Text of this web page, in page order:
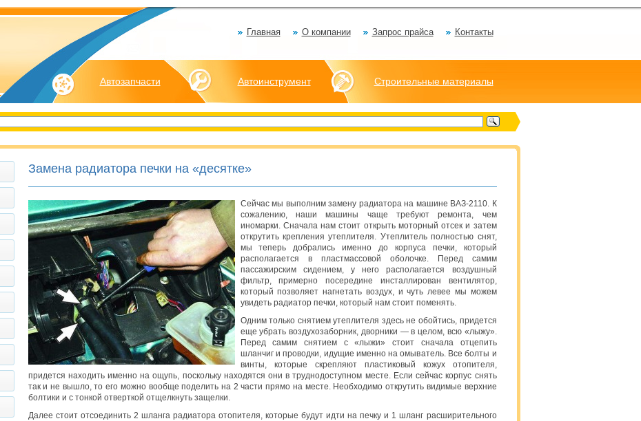
Главная О компании Запрос прайса Контакты
Автозапчасти Автоинструмент Строительные материалы
Замена радиатора печки на «десятке»
Сейчас мы выполним замену радиатора на машине ВАЗ-2110. К
сожалению, наши машины чаще требуют ремонта, чем
иномарки. Сначала нам стоит открыть моторный отсек и затем
открутить крепления утеплителя. Утеплитель полностью снят,
мы теперь добрались именно до корпуса печки, который
располагается в пластмассовой оболочке. Перед самим
пассажирским сидением, у него располагается воздушный
фильтр, примерно посередине инсталлирован вентилятор,
который позволяет нагнетать воздух, и чуть левее мы можем
увидеть радиатор печки, который нам стоит поменять.
Одним только снятием утеплителя здесь не обойтись, придется
еще убрать воздухозаборник, дворники — в целом, всю «лыжу».
Перед самим снятием с «лыжи» стоит сначала отцепить
шланчиг и проводки, идущие именно на омыватель. Все болты и
винты, которые скрепляют пластиковый кожух отопителя,
придется находить именно на ощупь, поскольку находятся они в труднодоступном месте. Если сейчас корпус снять
так и не вышло, то его можно вообще поделить на 2 части прямо на месте. Необходимо открутить видимые верхние
болтики и с тонкой отверткой отщелкнуть защелки.
Далее стоит отсоединить 2 шланга радиатора отопителя, которые будут идти на печку и 1 шланг расширительного